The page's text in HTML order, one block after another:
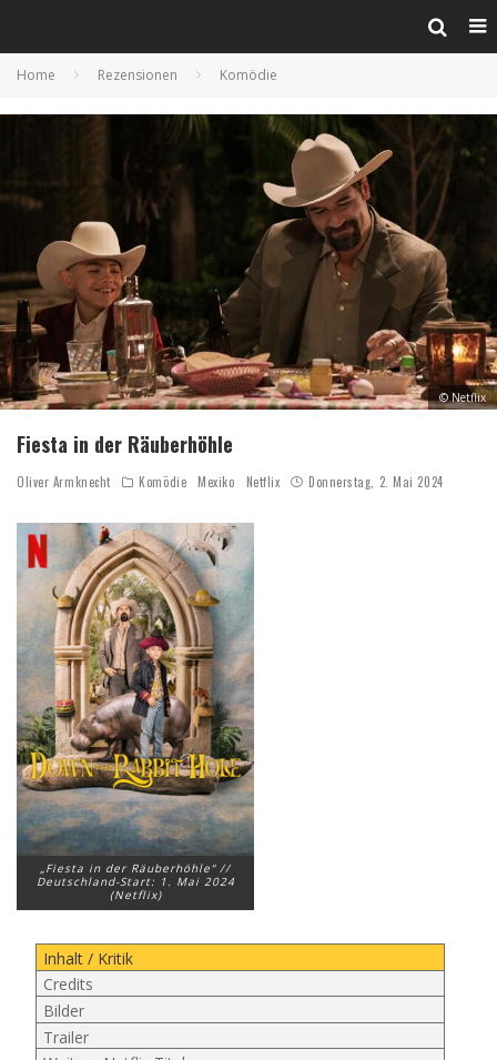
Home Rezensionen Komödie
© Netflix
Fiesta in der Räuberhöhle
Oliver Armknecht Komödie Mexiko Netflix Donnerstag, 2. Mai 2024
„Fiesta in der Räuberhöhle“ //
Deutschland-Start: 1. Mai 2024
(Netflix)
Inhalt / Kritik
Credits
Bilder
Trailer